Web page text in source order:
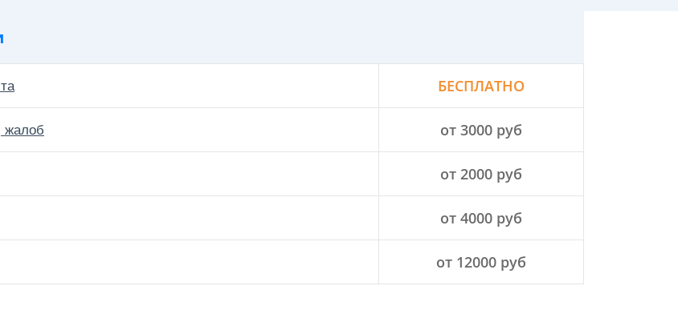
БЕСПЛАТНО
жалоб от 3000 руб
от 2000 руб
от 4000 руб
от 12000 руб